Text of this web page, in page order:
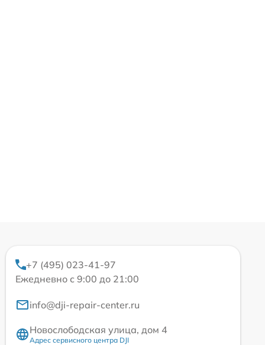
+7 (495) 023-41-97
Ежедневно с 9:00 до 21:00
info@dji-repair-center.ru
Новослободская улица, дом 4
Адрес сервисного центра DJI